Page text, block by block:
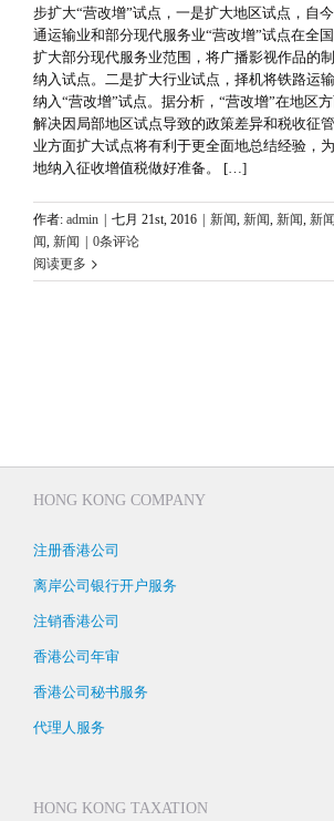
步扩大“营改增”试点，一是扩大地区试点，自
通运输业和部分现代服务业“营改增”试点在全
扩大部分现代服务业范围，将广播影视作品的
纳入试点。二是扩大行业试点，择机将铁路运
纳入“营改增”试点。据分析，“营改增”在地区
解决因局部地区试点导致的政策差异和税收征
业方面扩大试点将有利于更全面地总结经验，
地纳入征收增值税做好准备。 […]
作者: admin 七月 21st, 2016 新闻, 新闻, 新闻, 新闻
闻, 新闻
0条评论
阅读更多
HONG KONG COMPANY
注册香港公司
离岸公司银行开户服务
注销香港公司
香港公司年审
香港公司秘书服务
代理人服务
HONG KONG TAXATION